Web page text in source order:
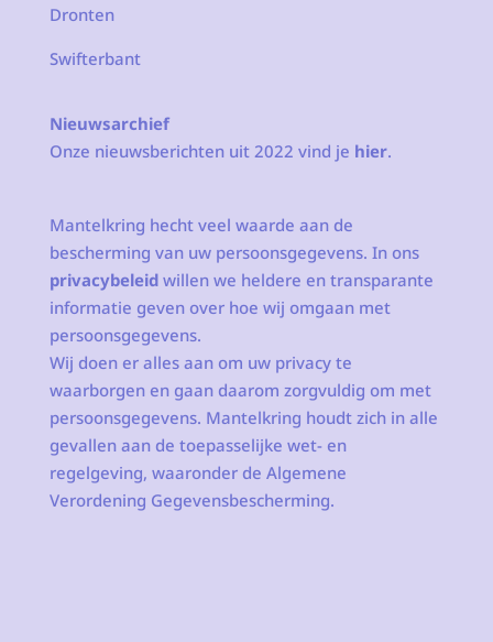
Dronten
Swifterbant
Nieuwsarchief
Onze nieuwsberichten uit 2022 vind je hier.
Mantelkring hecht veel waarde aan de
bescherming van uw persoonsgegevens. In ons
privacybeleidwillen we heldere en transparante
informatie geven over hoe wij omgaan met
persoonsgegevens.
Wij doen er alles aan om uw privacy te
waarborgen en gaan daarom zorgvuldig om met
persoonsgegevens. Mantelkring houdt zich in alle
gevallen aan de toepasselijke wet- en
regelgeving, waaronder de Algemene
Verordening Gegevensbescherming.